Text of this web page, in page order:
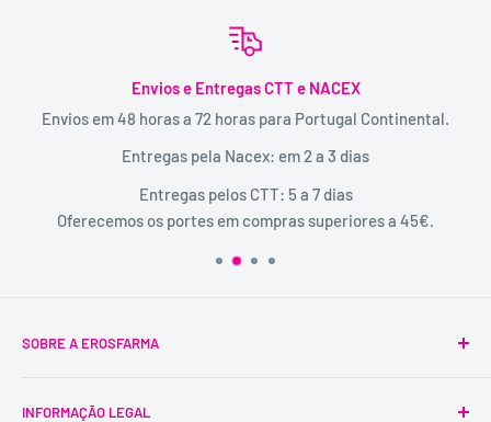
Envios e Entregas CTT e NACEX
Envios em 48 horas a 72 horas para Portugal Continental.
Entregas pela Nacex: em 2 a 3 dias
Entregas pelos CTT: 5 a 7 dias
Oferecemos os portes em compras superiores a 45€.
SOBRE A EROSFARMA
Portugal, pioneira na venda de produtos íntimos para
INFORMAÇÃO LEGAL